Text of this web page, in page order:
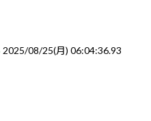
2025/08/25(月) 06:04:36.93